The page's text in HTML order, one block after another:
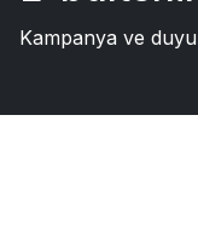
Kampanya ve